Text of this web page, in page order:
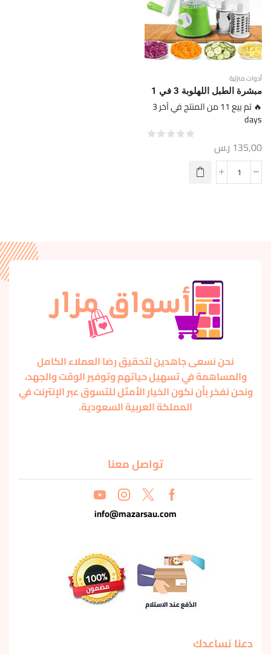
أدوات منزلية
مبشرة الطبل اللهلوبة 3 في 1
🔥 تم بيع 11 من المنتج في آخر 3
days
135,00 ر.س
نحن نسعى جاهدين لتحقيق رضا العملاء الكامل
والمساهمة في تسهيل حياتهم وتوفير الوقت والجهد،
ونحن نفخر بأن نكون الخيار الأمثل للتسوق عبر الإنترنت في
المملكة العربية السعودية.
تواصل معنا
info@mazarsau.com
دعنا نساعدك